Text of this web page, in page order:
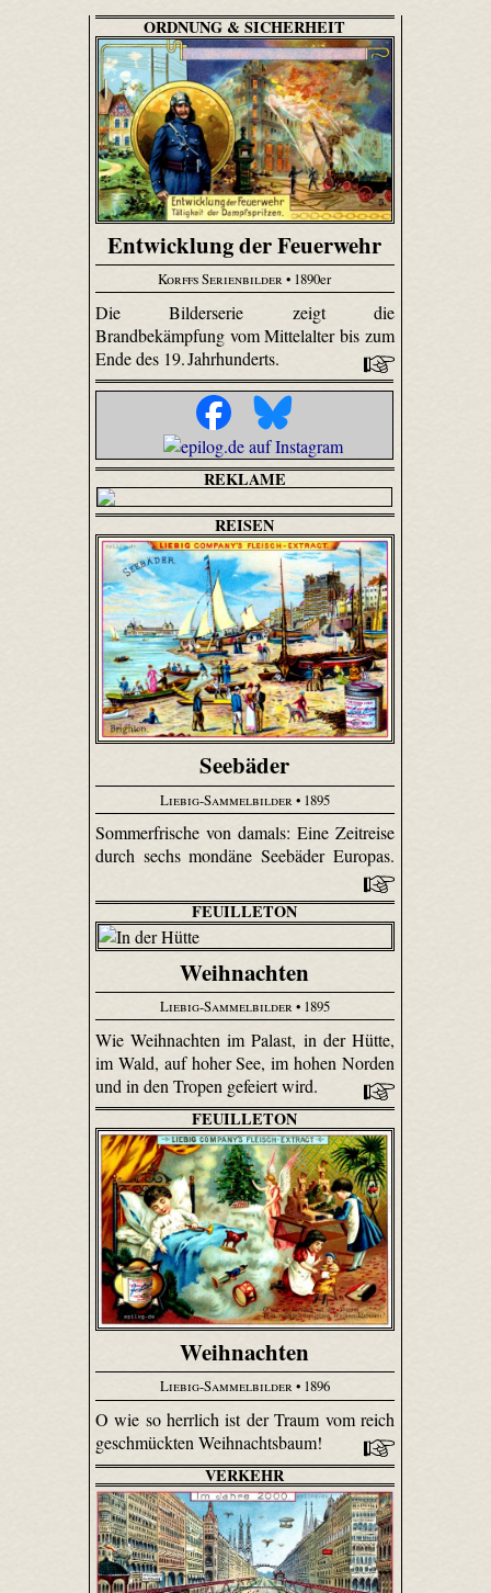
ORDNUNG & SICHERHEIT
Entwicklung der Feuerwehr
Korffs Serienbilder• 1890er
Die Bilderserie zeigt die
Brandbekämpfung vom Mittelalter bis zum
Ende des 19. Jahrhunderts.
REKLAME
REISEN
Seebäder
Liebig-Sammelbilder• 1895
Sommerfrische von damals: Eine Zeitreise
durch sechs mondäne Seebäder Europas.
FEUILLETON
Weihnachten
Liebig-Sammelbilder• 1895
Wie Weihnachten im Palast, in der Hütte,
im Wald, auf hoher See, im hohen Norden
und in den Tropen gefeiert wird.
FEUILLETON
Weihnachten
Liebig-Sammelbilder• 1896
O wie so herrlich ist der Traum vom reich
geschmückten Weihnachtsbaum!
VERKEHR